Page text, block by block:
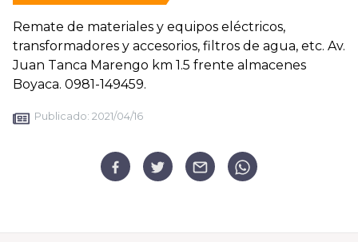
Remate de materiales y equipos eléctricos,
transformadores y accesorios, filtros de agua, etc. Av.
Juan Tanca Marengo km 1.5 frente almacenes
Boyaca. 0981-149459.
Publicado: 2021/04/16